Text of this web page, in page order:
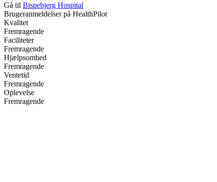
Gå til Bispebjerg Hospital
Brugeranmeldelser på HealthPilot
Kvalitet
Fremragende
Faciliteter
Fremragende
Hjælpsomhed
Fremragende
Ventetid
Fremragende
Oplevelse
Fremragende